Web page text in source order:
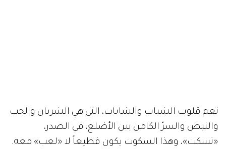
نعم قلوب الشباب والشابات، التي هي الشريان والحب
والنبض والسرّ الكامن بين الأضلع، في الصدر،
«تسكت»، وهذا السكوت يكون فظيعاً لا «لعب» معه.